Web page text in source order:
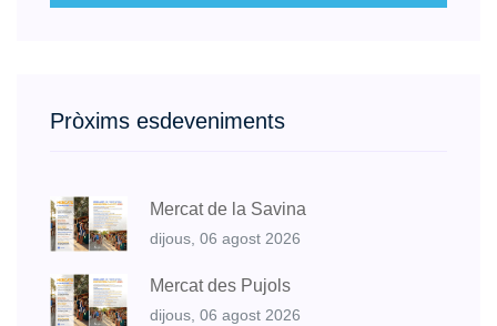
Pròxims esdeveniments
Mercat de la Savina
dijous, 06 agost 2026
Mercat des Pujols
dijous, 06 agost 2026